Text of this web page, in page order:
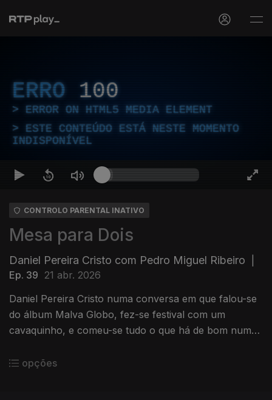
ERRO 100
ERROR ON HTML5 MEDIA ELEMENT
ESTE CONTEÚDO ESTÁ NESTE MOMENTO
INDISPONÍVEL
CONTROLO PARENTAL INATIVO
Mesa para Dois
Daniel Pereira Cristo com Pedro Miguel Ribeiro
Ep. 39 21 abr. 2026
Daniel Pereira Cristo numa conversa em que falou-se
do álbum Malva Globo, fez-se festival com um
cavaquinho, e comeu-se tudo o que há de bom numa
opções